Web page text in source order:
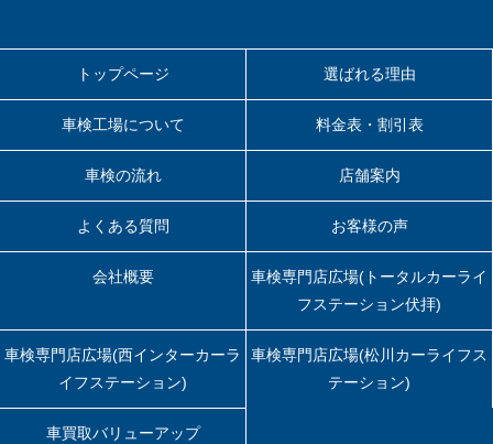
トップページ 選ばれる理由
車検工場について 料金表・割引表
車検の流れ 店舗案内
よくある質問 お客様の声
会社概要
車検専門店広場(トータルカーライ
フステーション伏拝)
車検専門店広場(西インターカーラ
イフステーション)
車検専門店広場(松川カーライフス
テーション)
車買取バリューアップ